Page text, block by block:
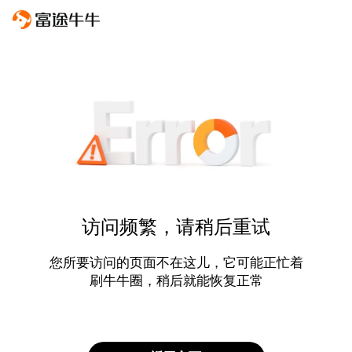
访问频繁，请稍后重试
您所要访问的页面不在这儿，它可能正忙着
刷牛牛圈，稍后就能恢复正常